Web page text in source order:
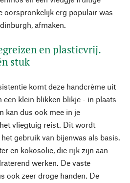
oorspronkelijk erg populair was
afmaken.
en plasticvrij.
stuk
komt deze handcrème uit
een klein blikken blikje - in plaats
kan dus ook mee in je
vliegtuig reist. Dit wordt
gebruik van bijenwas als basis.
en kokosolie, die rijk zijn aan
werken. De vaste
ook zeer droge handen. De